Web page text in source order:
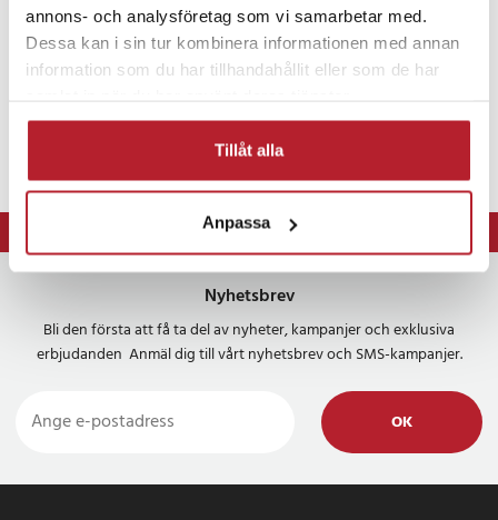
annons- och analysföretag som vi samarbetar med.
Dessa kan i sin tur kombinera informationen med annan
information som du har tillhandahållit eller som de har
Tillåt alla
Anpassa
⭐ 365 dagars öppet köp
Nyhetsbrev
Bli den första att få ta del av nyheter, kampanjer och exklusiva
erbjudanden Anmäl dig till vårt nyhetsbrev och SMS-kampanjer.
OK